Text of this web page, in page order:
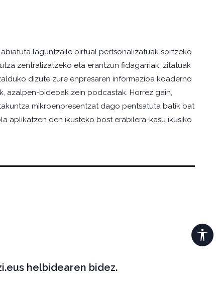
laguntzaile birtual pertsonalizatuak sortzeko
zentralizatzeko eta erantzun fidagarriak, zitatuak
dizute zure enpresaren informazioa koaderno
azalpen-bideoak zein podcastak. Horrez gain,
mikroenpresentzat dago pentsatuta batik bat
aplikatzen den ikusteko bost erabilera-kasu ikusiko
helbidearen bidez.